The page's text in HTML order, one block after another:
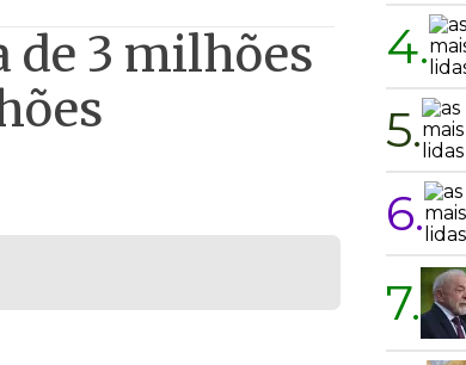
de 3 milhões
4.
5.
6.
7.